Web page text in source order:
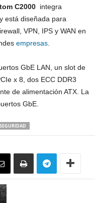
C2000 integra
y está diseñada para
VPN, IPS y WAN en
empresas
GbE LAN, un slot de
x 8, dos ECC DDR3
de alimentación ATX. La
GbE.
SEGURIDAD